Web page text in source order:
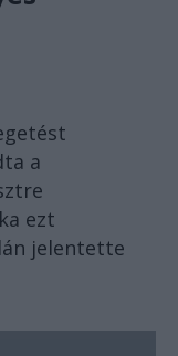
a
ezt
jelentette